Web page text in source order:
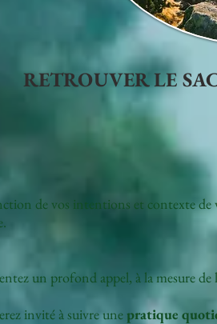
RETROUVER LE
de vos intentions et contexte de
un profond appel, à la mesure
invité à suivre unepratique